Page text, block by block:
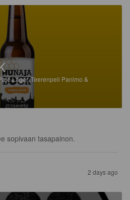
Lager.Teerenpeli Panimo &
sopivaan tasapainon.
2 days ago